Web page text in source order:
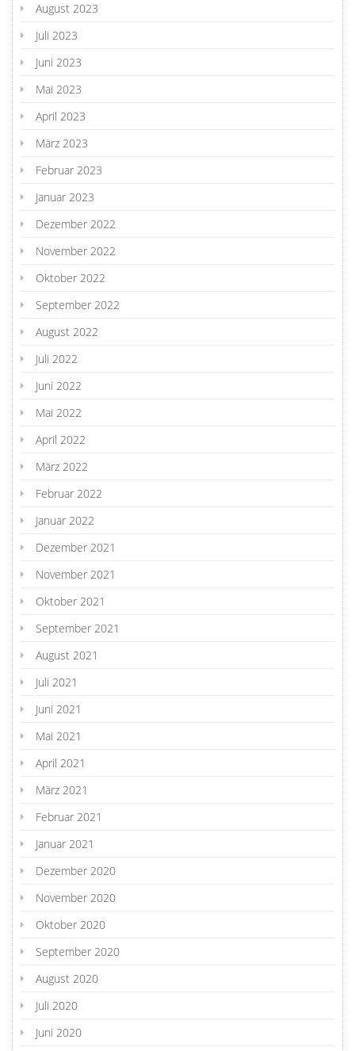
August 2023
Juli 2023
Juni 2023
Mai 2023
April 2023
März 2023
Februar 2023
Januar 2023
Dezember 2022
November 2022
Oktober 2022
September 2022
August 2022
Juli 2022
Juni 2022
Mai 2022
April 2022
März 2022
Februar 2022
Januar 2022
Dezember 2021
November 2021
Oktober 2021
September 2021
August 2021
Juli 2021
Juni 2021
Mai 2021
April 2021
März 2021
Februar 2021
Januar 2021
Dezember 2020
November 2020
Oktober 2020
September 2020
August 2020
Juli 2020
Juni 2020